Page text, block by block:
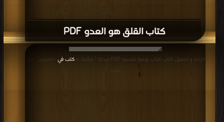
كتاب القلق هو العدو PDF
قراءة و تحميل كتاب كتاب توعية نفسية PDF مجانا | مكتبة > كتب في | التحميل : مرة/
مرات